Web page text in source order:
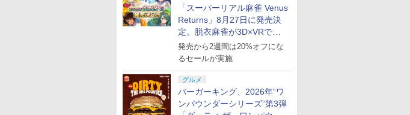
「スーパーリアル麻雀 Venus
Returns」8月27日に発売決
定。脱衣麻雀が3D×VRで復
活
発売から2週間は20%オフにな
るセールが実施
グルメ
バーガーキング、2026年“ワ
ンパウンダーシリーズ”第3弾